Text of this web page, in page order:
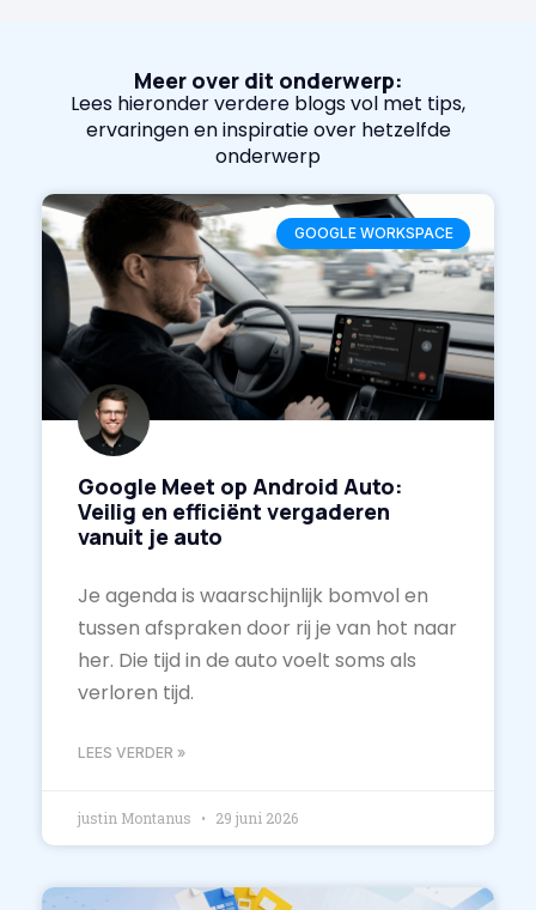
Meer over dit onderwerp:
Lees hieronder verdere blogs vol met tips,
ervaringen en inspiratie over hetzelfde
onderwerp
GOOGLE WORKSPACE
Google Meet op Android Auto:
Veilig en efficiënt vergaderen
vanuit je auto
Je agenda is waarschijnlijk bomvol en
tussen afspraken door rij je van hot naar
her. Die tijd in de auto voelt soms als
verloren tijd.
LEES VERDER »
justin Montanus 29 juni 2026